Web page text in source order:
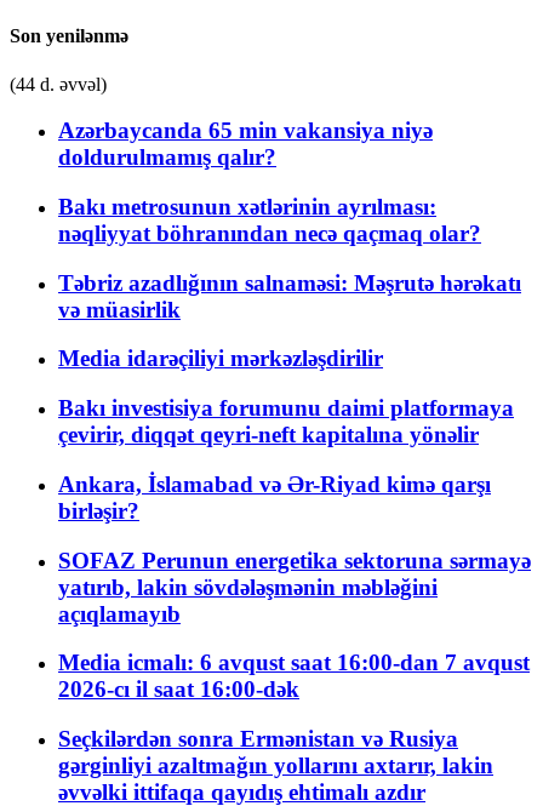
Son yenilənmə
(44 d. əvvəl)
Azərbaycanda 65 min vakansiya niyə
doldurulmamış qalır?
Bakı metrosunun xətlərinin ayrılması:
nəqliyyat böhranından necə qaçmaq olar?
Təbriz azadlığının salnaməsi: Məşrutə hərəkatı
və müasirlik
Media idarəçiliyi mərkəzləşdirilir
Bakı investisiya forumunu daimi platformaya
çevirir, diqqət qeyri-neft kapitalına yönəlir
Ankara, İslamabad və Ər-Riyad kimə qarşı
birləşir?
SOFAZ Perunun energetika sektoruna sərmayə
yatırıb, lakin sövdələşmənin məbləğini
açıqlamayıb
Media icmalı: 6 avqust saat 16:00-dan 7 avqust
2026-cı il saat 16:00-dək
Seçkilərdən sonra Ermənistan və Rusiya
gərginliyi azaltmağın yollarını axtarır, lakin
əvvəlki ittifaqa qayıdış ehtimalı azdır